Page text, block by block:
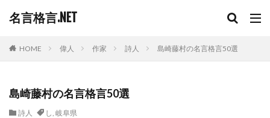
名言格言.NET
HOME 偉人 作家 詩人 島崎藤村の名言格言50選
島崎藤村の名言格言50選
詩人 し, 岐阜県